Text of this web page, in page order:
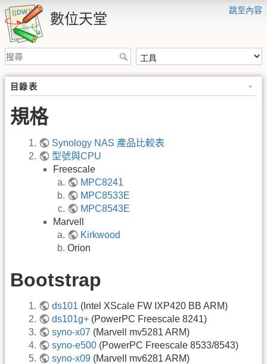
跳至內容
數位天堂
目錄表
規格
Synology NAS 產品比較表
型號與CPU
Freescale
MPC8241
MPC8533E
MPC8543E
Marvell
Kirkwood
Orion
Bootstrap
ds101 (Intel XScale FW IXP420 BB ARM)
ds101g+ (PowerPC Freescale 8241)
syno-x07 (Marvell mv5281 ARM)
syno-e500 (PowerPC Freescale 8533/8543)
syno-x09 (Marvell mv6281 ARM)